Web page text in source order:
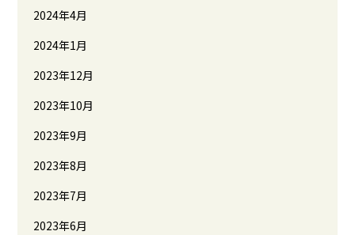
2024年4月
2024年1月
2023年12月
2023年10月
2023年9月
2023年8月
2023年7月
2023年6月